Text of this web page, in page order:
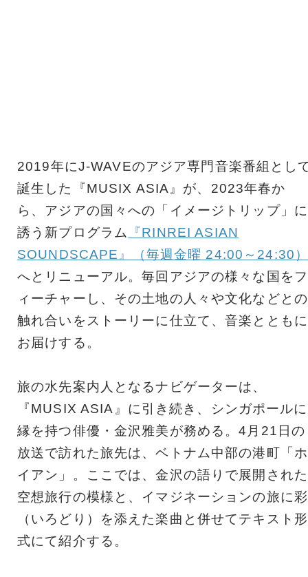
2019年にJ-WAVEのアジア専門音楽番組とし
誕生した『MUSIX ASIA』が、2023年春か
ら、アジアの国々への「イメージトリップ」に
誘う新プログラム
『RINREI ASIAN
SOUNDSCAPE』（毎週金曜 24:00～24:30
へとリニューアル。毎回アジアの様々な国をフ
ィーチャーし、その土地の人々や文化などとの
触れ合いをストーリーに仕立て、音楽とともに
お届けする。
旅の水先案内人となるナビゲーターは、
『MUSIX ASIA』に引き続き、シンガポールに
縁を持つ俳優・金沢雅美が務める。4月21日の
放送で訪れた旅先は、ベトナム中部の港町「ホ
イアン」。ここでは、金沢の語りで展開された
空想旅行の模様と、イマジネーションの旅に彩
（いろどり）を添えた楽曲と併せてテキスト形
式にて紹介する。